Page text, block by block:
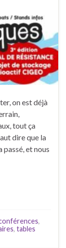
on est déjà
tout ça
dire que la
passé, et nous
,
, tables